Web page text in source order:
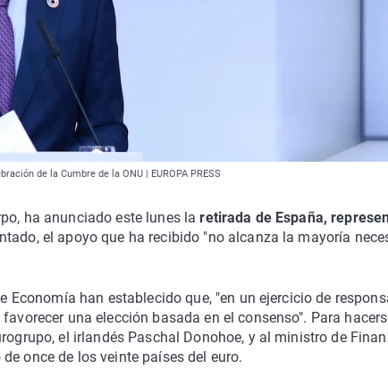
de la Cumbre de la ONU | EUROPA PRESS
ha anunciado este lunes laretirada de España,
el apoyo que ha recibido "no alcanza la mayoría
Economía han establecido que, "en un ejercicio de
una elección basada en el consenso". Para
el irlandés Paschal Donohoe, y al ministro de
once de los veinte países del euro.